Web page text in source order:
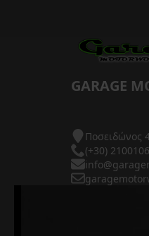
GARAGE
Ποσειδώνος
(+30)